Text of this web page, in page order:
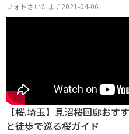
フォトさいたま / 2021-04-06
【桜.埼玉】見沼桜回廊おす
と徒歩で巡る桜ガイド